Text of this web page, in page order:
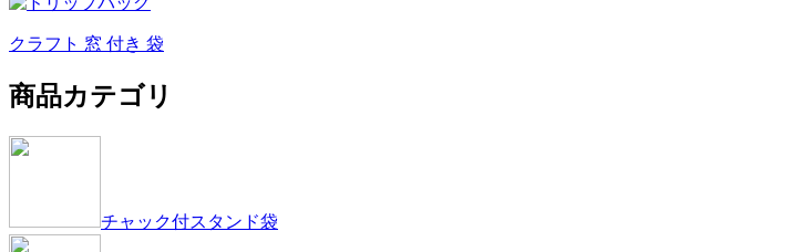
クラフト 窓 付き 袋
商品カテゴリ
チャック付スタンド袋